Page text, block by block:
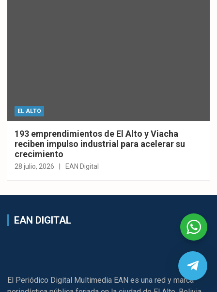
EL ALTO
193 emprendimientos de El Alto y Viacha
reciben impulso industrial para acelerar su
crecimiento
28 julio, 2026 EAN Digital
EAN DIGITAL
El Periódico Digital Multimedia EAN es una red y marca